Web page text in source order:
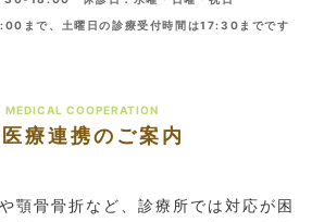
まで、土曜日の診療受付時間は17:30までです
MEDICAL COOPERATION
医療連携のご案内
顎骨骨折など、診療所では対応が困